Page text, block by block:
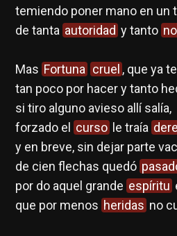
temiendo poner mano en un
de tanta autoridad y tanto
Mas Fortuna cruel , que ya
tan poco por hacer y tanto
si tiro alguno avieso allí salía,
forzado el
curso le traía
y en breve, sin dejar parte
de cien flechas quedó
por do aquel grande espíritu
que por menos heridas no